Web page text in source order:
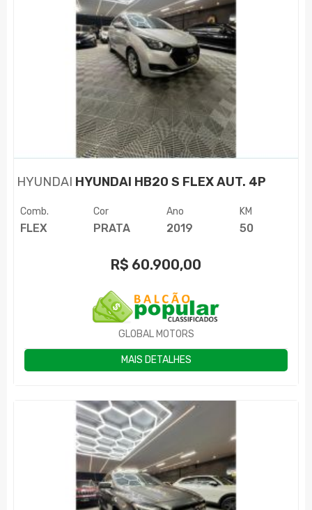
HYUNDAI HYUNDAI HB20 S FLEX AUT. 4P
Comb.
FLEX
Cor
PRATA
Ano
2019
KM
50
R$ 60.900,00
GLOBAL MOTORS
MAIS DETALHES